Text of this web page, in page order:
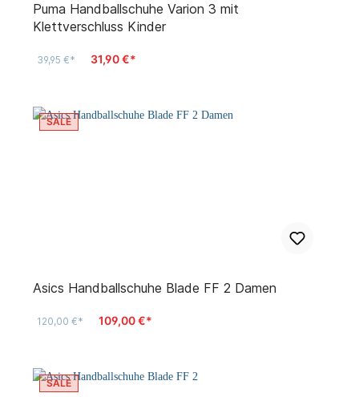
Puma Handballschuhe Varion 3 mit
Klettverschluss Kinder
39,95 €* 31,90 €*
SALE
Asics Handballschuhe Blade FF 2 Damen
120,00 €* 109,00 €*
SALE